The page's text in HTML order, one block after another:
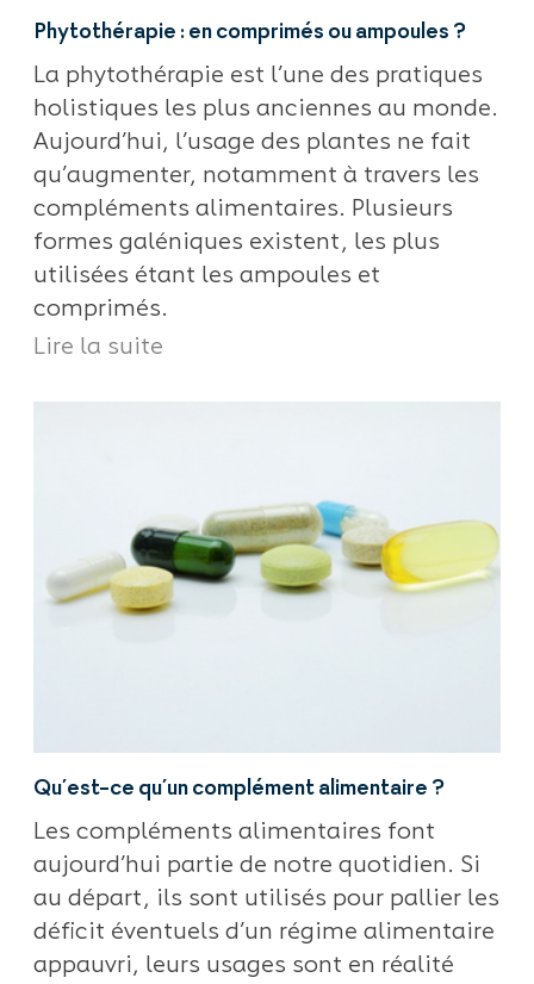
Phytothérapie : en comprimés ou ampoules ?
La phytothérapie est l’une des pratiques
holistiques les plus anciennes au monde.
Aujourd’hui, l’usage des plantes ne fait
qu’augmenter, notamment à travers les
compléments alimentaires. Plusieurs
formes galéniques existent, les plus
utilisées étant les ampoules et
comprimés.
Lire la suite
Qu’est-ce qu’un complément alimentaire ?
Les compléments alimentaires font
aujourd’hui partie de notre quotidien. Si
au départ, ils sont utilisés pour pallier les
déficit éventuels d’un régime alimentaire
appauvri, leurs usages sont en réalité